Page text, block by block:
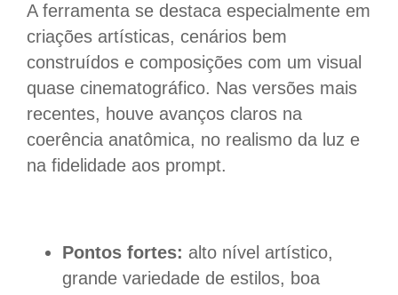
A ferramenta se destaca especialmente em
criações artísticas, cenários bem
construídos e composições com um visual
quase cinematográfico. Nas versões mais
recentes, houve avanços claros na
coerência anatômica, no realismo da luz e
na fidelidade aos prompt.
Pontos fortes: alto nível artístico,
grande variedade de estilos, boa